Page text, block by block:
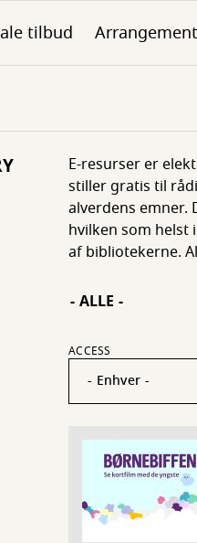
tilbud
E-resurser er
stiller gratis til
alverdens emner.
hvilken som
af bibliotekerne.
- ALLE -
ACCESS